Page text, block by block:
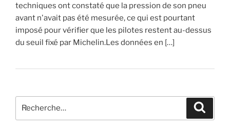
techniques ont constaté que la pression de son pneu
avant n'avait pas été mesurée, ce qui est pourtant
imposé pour vérifier que les pilotes restent au-dessus
du seuil fixé par Michelin.Les données en […]
pour